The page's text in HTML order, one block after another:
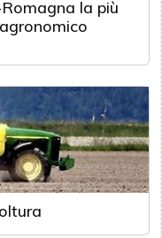
la più